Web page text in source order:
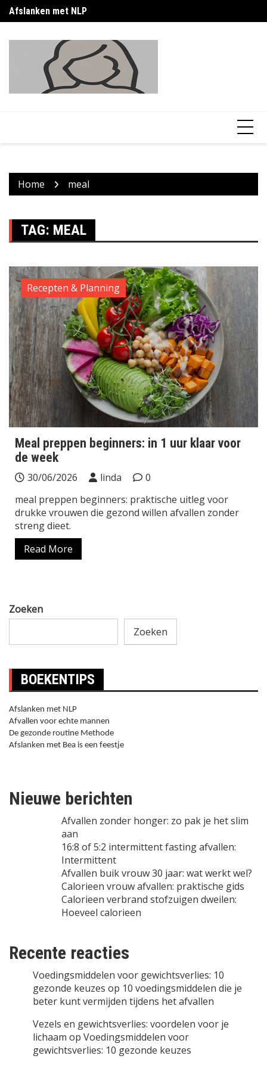
Skip
to
Afslanken met NLP
Home meal
TAG: MEAL
Recepten & Planning
Meal preppen beginners: in 1 uur klaar voor
de week
30/06/2026 linda
0
meal preppen beginners: praktische uitleg voor
drukke vrouwen die gezond willen afvallen zonder
streng dieet.
Read More
Zoeken
Zoeken
BOEKENTIPS
Afslanken met NLP
Afvallen voor echte mannen
De gezonde routine Methode
Afslanken met Bea is een feestje
Nieuwe berichten
Afvallen zonder honger: zo pak je het slim
aan
16:8 of 5:2 intermittent fasting afvallen:
Intermittent
Afvallen buik vrouw 30 jaar: wat werkt wel?
Calorieen vrouw afvallen: praktische gids
Calorieen verbrand stofzuigen dweilen:
Hoeveel calorieen
Recente reacties
Voedingsmiddelen voor gewichtsverlies: 10
gezonde keuzes op 10 voedingsmiddelen die je
beter kunt vermijden tijdens het afvallen
Vezels en gewichtsverlies: voordelen voor je
lichaam op Voedingsmiddelen voor
gewichtsverlies: 10 gezonde keuzes